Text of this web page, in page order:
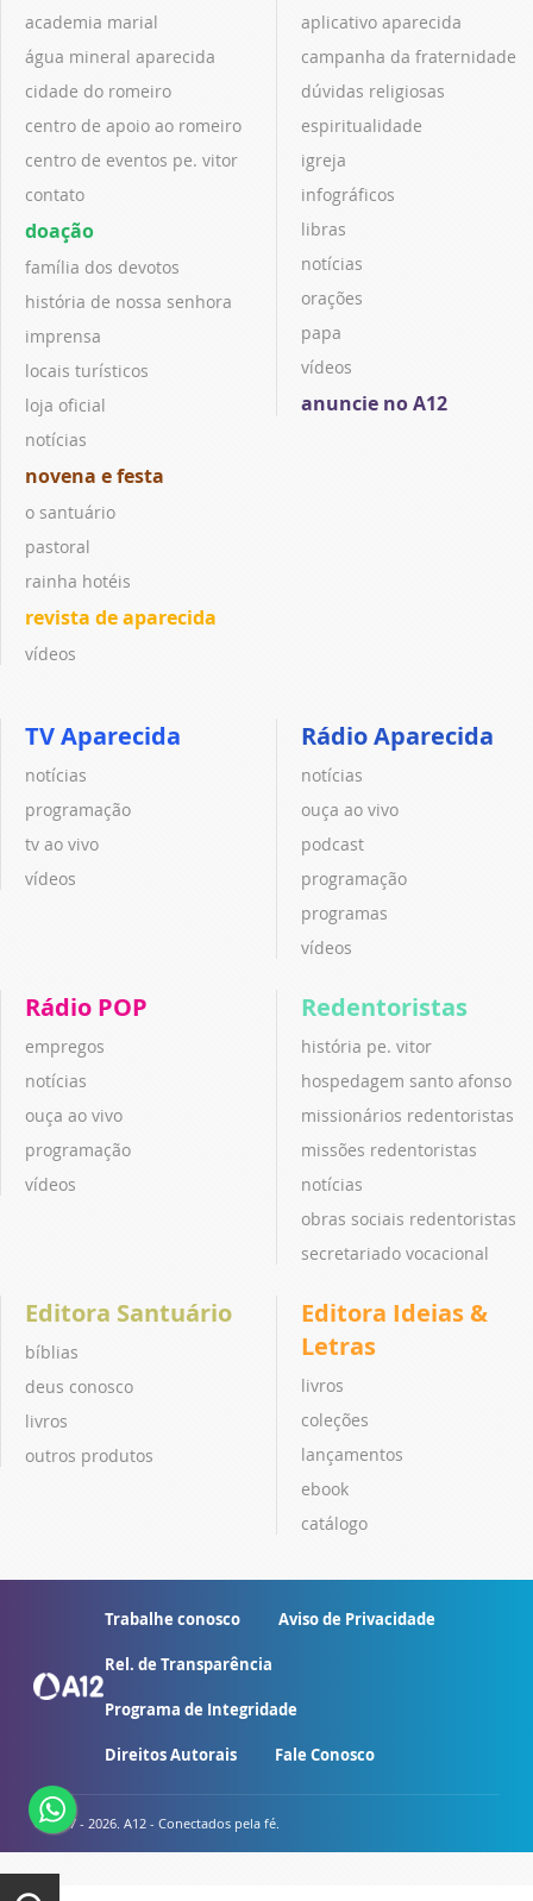
academia marial
água mineral aparecida
cidade do romeiro
centro de apoio ao romeiro
centro de eventos pe. vitor
contato
doação
família dos devotos
história de nossa senhora
imprensa
locais turísticos
loja oficial
notícias
novena e festa
o santuário
pastoral
rainha hotéis
revista de aparecida
vídeos
aplicativo aparecida
campanha da fraternidade
dúvidas religiosas
espiritualidade
igreja
infográficos
libras
notícias
orações
papa
vídeos
anuncie no A12
TV Aparecida
notícias
programação
tv ao vivo
vídeos
Rádio Aparecida
notícias
ouça ao vivo
podcast
programação
programas
vídeos
Rádio POP
empregos
notícias
ouça ao vivo
programação
vídeos
Redentoristas
história pe. vitor
hospedagem santo afonso
missionários redentoristas
missões redentoristas
notícias
obras sociais redentoristas
secretariado vocacional
Editora Santuário
bíblias
deus conosco
livros
outros produtos
Editora Ideias &
Letras
livros
coleções
lançamentos
ebook
catálogo
Trabalhe conosco Aviso de Privacidade
Rel. de Transparência
Programa de Integridade
Direitos Autorais Fale Conosco
© 2007 - 2026. A12 - Conectados pela fé.